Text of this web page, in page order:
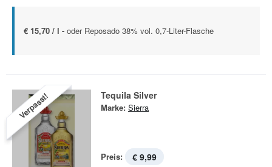
€ 15,70 / l - oder Reposado 38% vol. 0,7-Liter-Flasche
Verpasst! Tequila Silver
Marke: Sierra
Preis: € 9,99